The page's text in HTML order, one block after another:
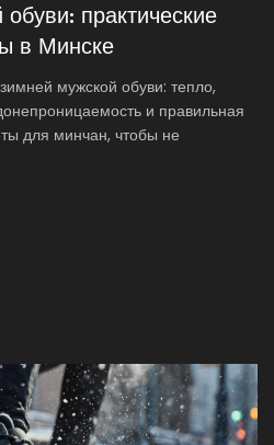
практические
в Минске
мужской обуви: тепло,
и правильная
для минчан, чтобы не